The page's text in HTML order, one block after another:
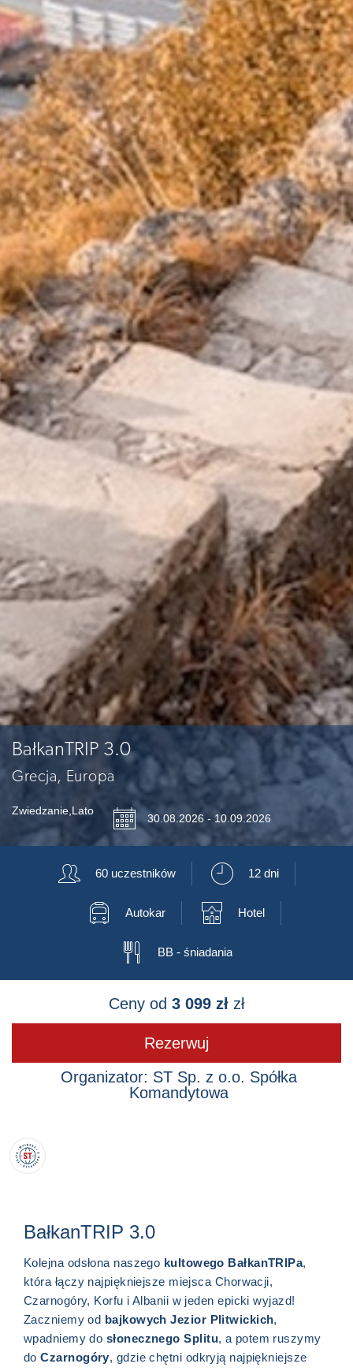
BałkanTRIP 3.0
Grecja, Europa
Zwiedzanie Lato 📅 30.08.2026 - 10.09.2026
👥 60 uczestników ⏲ 12 dni
🚍 Autokar 🏨 Hotel
🍴 BB - śniadania
Ceny od 3 099 zł zł
Rezerwuj
Organizator: ST Sp. z o.o. Spółka
Komandytowa
BałkanTRIP 3.0
Kolejna odsłona naszego kultowego BałkanTRIPa,
która łączy najpiękniejsze miejsca Chorwacji,
Czarnogóry, Korfu i Albanii w jeden epicki wyjazd!
Zaczniemy od bajkowych Jezior Plitwickich,
wpadniemy do słonecznego Splitu, a potem ruszymy
doCzarnogóry, gdzie chętni odkryją najpiękniejsze